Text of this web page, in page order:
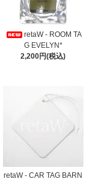
retaW - ROOM TA
G EVELYN*
2,200円(税込)
retaW - CAR TAG BARN